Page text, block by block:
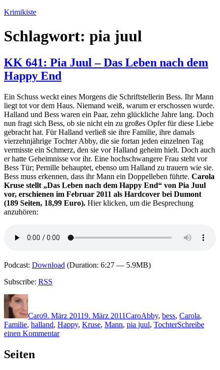
Zum
springen
Krimikiste
Schlagwort: pia juul
KK 641: Pia Juul – Das Leben nach dem
Happy End
Ein Schuss weckt eines Morgens die Schriftstellerin Bess. Ihr Mann
liegt tot vor dem Haus. Niemand weiß, warum er erschossen wurde.
Halland und Bess waren ein Paar, zehn glückliche Jahre lang. Doch
nun fragt sich Bess, ob sie nicht ein zu großes Opfer für diese Liebe
gebracht hat. Für Halland verließ sie ihre Familie, ihre damals
vierzehnjährige Tochter Abby, die sie fortan jeden einzelnen Tag
vermisste ein Schmerz, den sie vor Halland geheim hielt. Doch auch
er hatte Geheimnisse vor ihr. Eine hochschwangere Frau steht vor
Bess Tür; Pernille behauptet, ebenso um Halland zu trauern wie sie.
Bess muss erkennen, dass ihr Mann ein Doppelleben führte. Carola
Kruse stellt „Das Leben nach dem Happy End“ von Pia Juul
vor, erschienen im Februar 2011 als Hardcover bei Dumont
(189 Seiten, 18,99 Euro). Hier klicken, um die Besprechung
anzuhören:
Podcast: Download (Duration: 6:27 — 5.9MB)
Subscribe: RSS
Autor
Caro9. März 20119. März 2011CaroAbby, bess, Carola,
Familie, halland, Happy, Kruse, Mann, pia juul, TochterSchreibe
einen Kommentarzu
Seiten